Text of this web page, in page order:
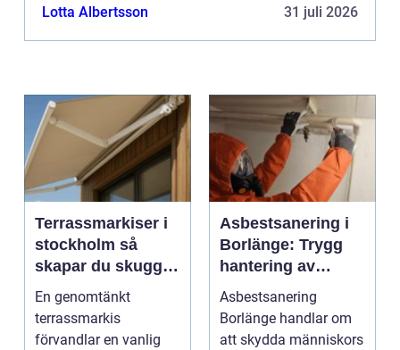
Lotta Albertsson 31 juli 2026
Terrassmarkiser i
stockholm så
skapar du skugga,
stil och komfort på
uteplatsen
En genomtänkt
terrassmarkis
förvandlar en vanlig
Asbestsanering i
Borlänge: Trygg
hantering av
farliga fibrer
Asbestsanering
Borlänge handlar om
att skydda människors